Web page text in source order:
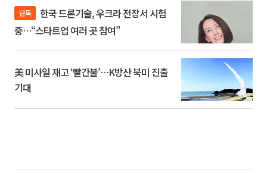
단독
중…“스타트업 여러 곳 참여”
美 미사일 재고 ‘빨간불’…K방산 북미 진출
기대